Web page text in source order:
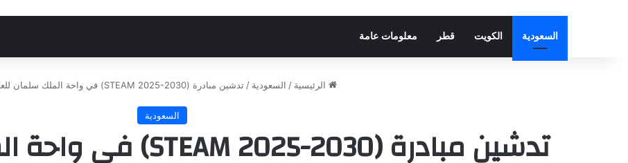
السعودية الكويت قطر معلومات عامة
الرئيسية / السعودية / تدشين مبادرة (STEAM 2025-2030) في واحة الملك سلمان للعلوم
السعودية
تدشين مبادرة (STEAM 2025-2030) في واحة الملك سلمان للعلوم